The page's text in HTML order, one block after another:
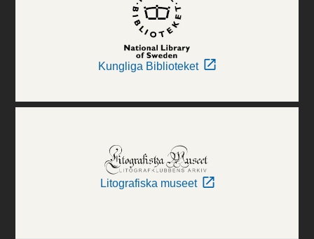
Kungliga Biblioteket
Litografiska museet